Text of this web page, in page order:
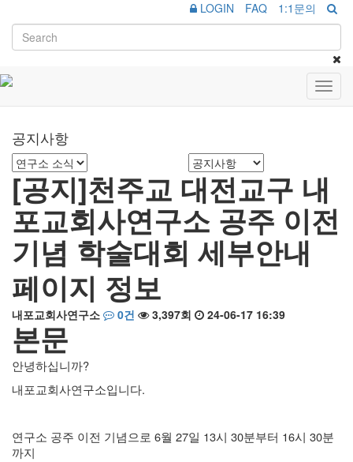
LOGIN FAQ 1:1문의
공지사항
[공지]천주교 대전교구 내
포교회사연구소 공주 이전
기념 학술대회 세부안내
페이지 정보
내포교회사연구소 0건 3,397회 24-06-17 16:39
본문
안녕하십니까?
내포교회사연구소입니다.
연구소 공주 이전 기념으로 6월 27일 13시 30분부터 16시 30분
까지